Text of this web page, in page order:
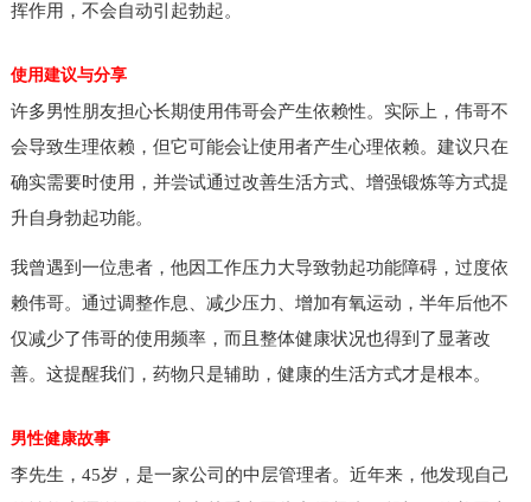
挥作用，不会自动引起勃起。
使用建议与分享
许多男性朋友担心长期使用伟哥会产生依赖性。实际上，伟哥不
会导致生理依赖，但它可能会让使用者产生心理依赖。建议只在
确实需要时使用，并尝试通过改善生活方式、增强锻炼等方式提
升自身勃起功能。
我曾遇到一位患者，他因工作压力大导致勃起功能障碍，过度依
赖伟哥。通过调整作息、减少压力、增加有氧运动，半年后他不
仅减少了伟哥的使用频率，而且整体健康状况也得到了显著改
善。这提醒我们，药物只是辅助，健康的生活方式才是根本。
男性健康故事
李先生，45岁，是一家公司的中层管理者。近年来，他发现自己